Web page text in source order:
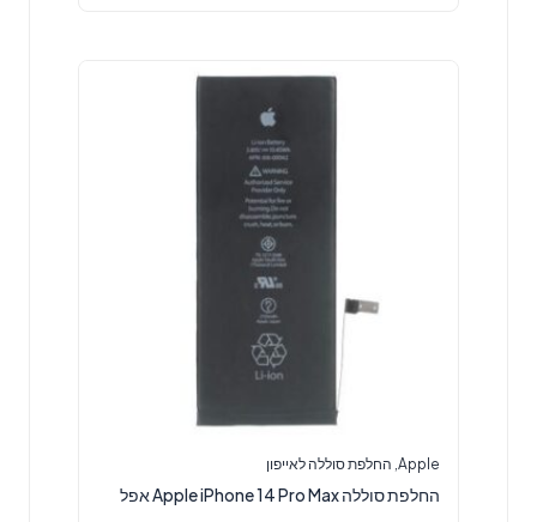
Apple החלפת סוללה לאייפון
‏החלפת סוללה Apple iPhone 14 Pro Max אפל